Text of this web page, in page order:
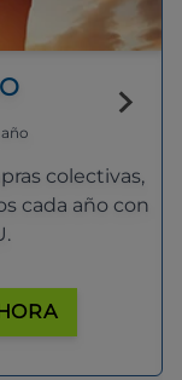
colectivas,
cada año con